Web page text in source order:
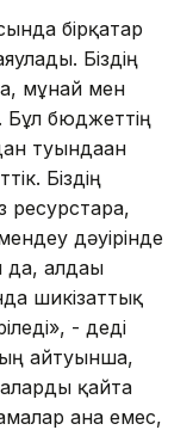
бірқатар
Біздің
мұнай мен
Бұл бюджеттің
туындаған
Біздің
дәуірінде
алдағы
шикізаттық
- деді
айтуынша,
қайта
ғана емес,